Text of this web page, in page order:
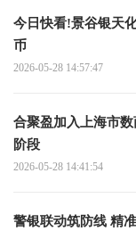
今日快看!景谷银天
币
2026-05-28 14:57:47
合聚盈加入上海市
阶段
2026-05-28 14:41:54
警银联动筑防线 精